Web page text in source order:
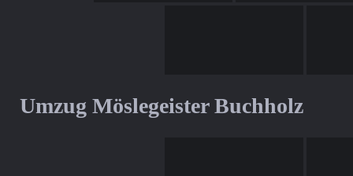
Umzug Möslegeister Buchholz